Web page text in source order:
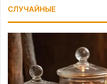
СЛУЧАЙНЫЕ
Как
сделать
своими
руками: